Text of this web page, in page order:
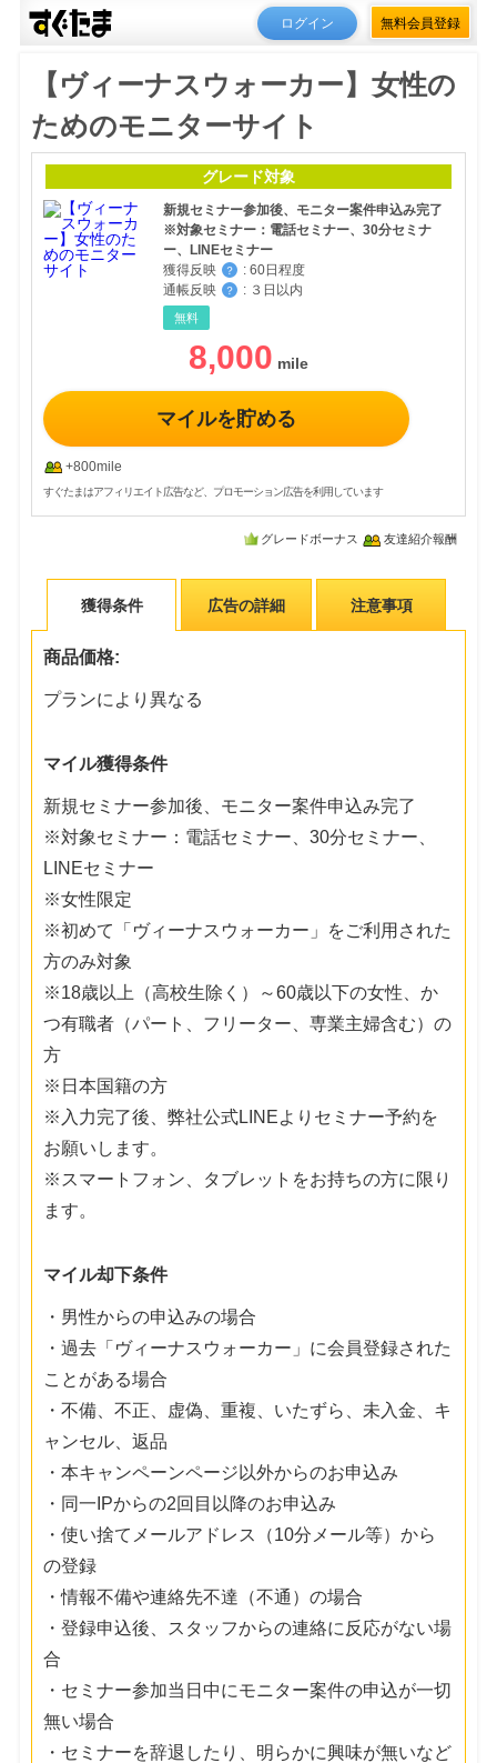
ログイン 無料会員登録
【ヴィーナスウォーカー】女性の
ためのモニターサイト
グレード対象
新規セミナー参加後、モニター案件申込み完了
※対象セミナー：電話セミナー、30分セミナ
ー、LINEセミナー
獲得反映
？ : 60日程度
通帳反映
？ : ３日以内
無料
8,000
マイルを貯める
+800mile
すぐたまはアフィリエイト広告など、プロモーション広告を利用しています
グレードボーナス 友達紹介報酬
獲得条件 広告の詳細 注意事項
商品価格:
プランにより異なる
マイル獲得条件
新規セミナー参加後、モニター案件申込み完了
※対象セミナー：電話セミナー、30分セミナー、
LINEセミナー
※女性限定
※初めて「ヴィーナスウォーカー」をご利用された
方のみ対象
※18歳以上（高校生除く）～60歳以下の女性、か
つ有職者（パート、フリーター、専業主婦含む）の
方
※日本国籍の方
※入力完了後、弊社公式LINEよりセミナー予約を
お願いします。
※スマートフォン、タブレットをお持ちの方に限り
ます。
マイル却下条件
・男性からの申込みの場合
・過去「ヴィーナスウォーカー」に会員登録された
ことがある場合
・不備、不正、虚偽、重複、いたずら、未入金、キ
ャンセル、返品
・本キャンペーンページ以外からのお申込み
・同一IPからの2回目以降のお申込み
・使い捨てメールアドレス（10分メール等）から
の登録
・情報不備や連絡先不達（不通）の場合
・登録申込後、スタッフからの連絡に反応がない場
合
・セミナー参加当日中にモニター案件の申込が一切
無い場合
・セミナーを辞退したり、明らかに興味が無いなど